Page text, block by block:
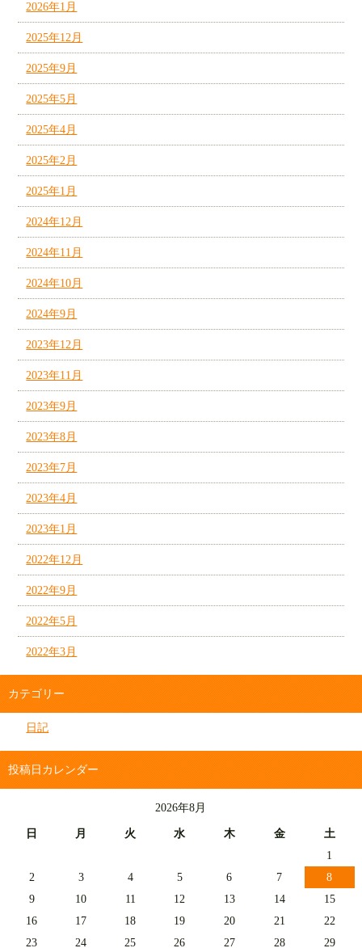
2026年1月
2025年12月
2025年9月
2025年5月
2025年4月
2025年2月
2025年1月
2024年12月
2024年11月
2024年10月
2024年9月
2023年12月
2023年11月
2023年9月
2023年8月
2023年7月
2023年4月
2023年1月
2022年12月
2022年9月
2022年5月
2022年3月
カテゴリー
日記
投稿日カレンダー
2026年8月
日 月 火 水 木 金
土
1
2
3 4 5 6 7
8
9
10 11 12 13 14
15
16
17 18 19 20 21
22
23
24 25 26 27 28 29